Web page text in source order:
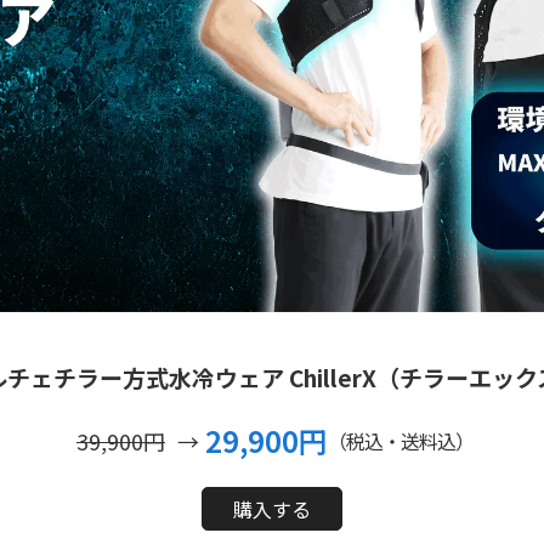
チェチラー方式水冷ウェア ChillerX（チラーエック
39,900円 → 29,900円 （税込・送料込）
購入する